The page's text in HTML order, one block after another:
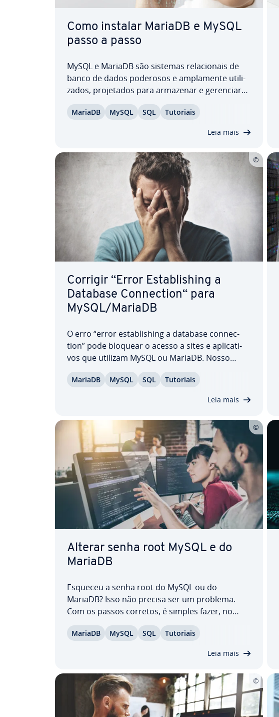
Como instalar MariaDB e MySQL
passo a passo
MySQL e MariaDB são sistemas re­la­ci­o­nais de
banco de dados poderosos e am­pla­mente uti­li­
za­dos, pro­je­ta­dos para armazenar e gerenciar
guia explica passo a passo como instalar MySQL
MariaDB MySQL SQL Tutoriais
Leia mais
Corrigir “Error Es­ta­blishing a
Database Con­nec­tion“ para
MySQL/MariaDB
O erro “error es­ta­blishing a database con­nec­
tion” pode bloquear o acesso a sites e apli­ca­ti­
vos que utilizam MySQL ou MariaDB. Nosso
corrigir a causa. Aprenda a verificar cre­den­ci­ais
MariaDB MySQL SQL Tutoriais
Leia mais
Alterar senha root MySQL e do
MariaDB
Esqueceu a senha root do MySQL ou do
MariaDB? Isso não precisa ser um problema.
Com os passos corretos, é simples fazer, no
alterar a senha do usuário root do MySQL ou do
MariaDB MySQL SQL Tutoriais
Leia mais